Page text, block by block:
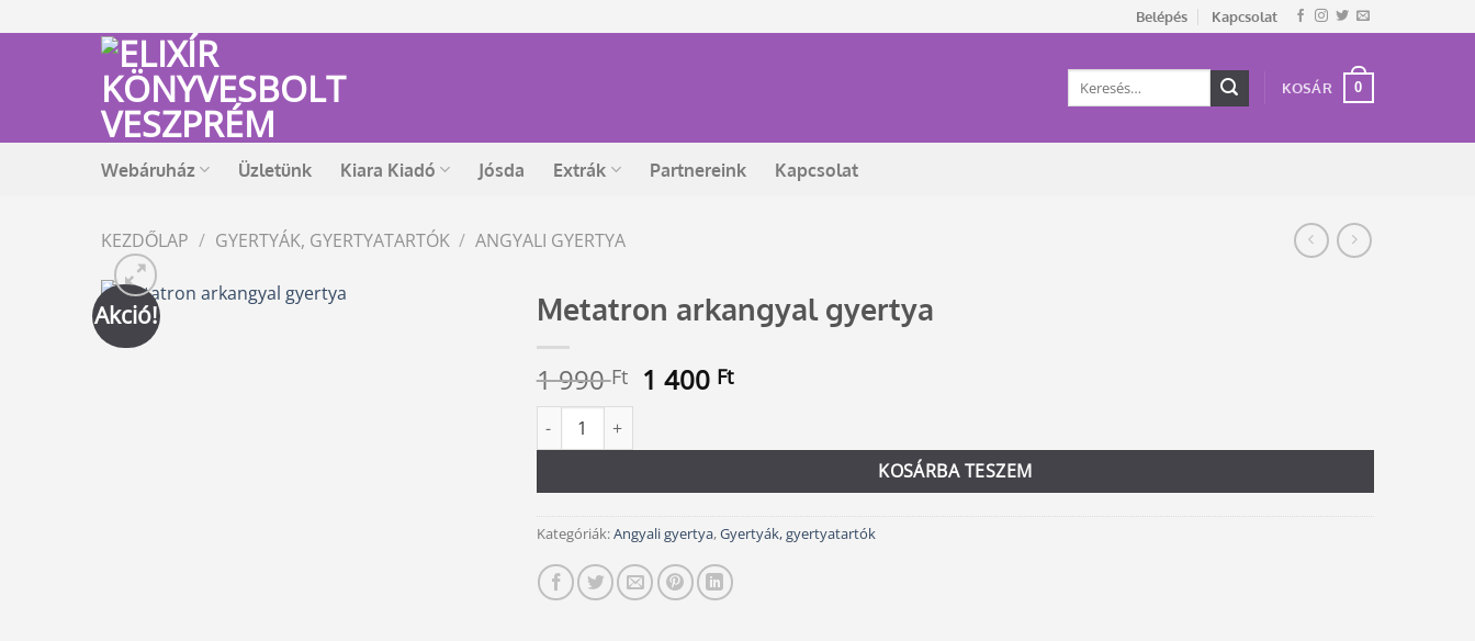
to
Belépés Kapcsolat
Keresés
KOSÁR 0
Webáruház Üzletünk Kiara Kiadó Jósda Extrák Partnereink Kapcsolat
KEZDŐLAP / GYERTYÁK, GYERTYATARTÓK / ANGYALI GYERTYA
Akció! Metatron arkangyal gyertya
1 990Ft Original
1
990 Ft.
1 400 FtCurrent
1
400 Ft.
Metatron arkangyal gyertya mennyiség
KOSÁRBA TESZEM
Alternative:
Kategóriák:Angyali gyertya,Gyertyák, gyertyatartók